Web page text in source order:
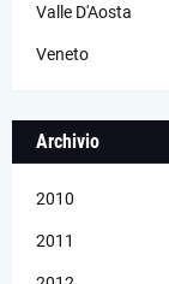
Valle D'Aosta
Veneto
Archivio
2010
2011